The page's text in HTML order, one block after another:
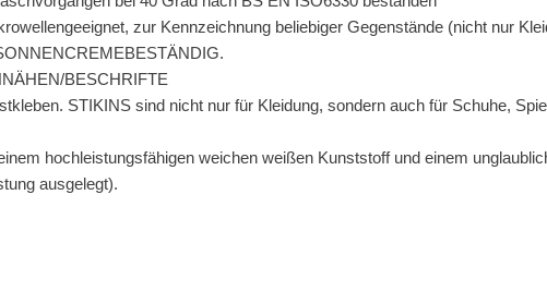
zur Kennzeichnung beliebiger Gegenstände (nicht nur
BESCHRIFTE
STIKINS sind nicht nur für Kleidung, sondern auch für Schuhe,
hochleistungsfähigen weichen weißen Kunststoff und einem
ausgelegt).